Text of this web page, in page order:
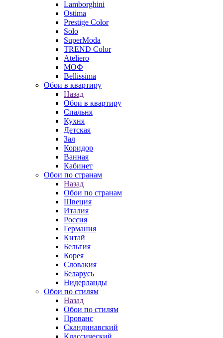
Lamborghini
Ostima
Prestige Color
Solo
SuperModa
TREND Color
Ateliero
МОФ
Bellissima
Обои в квартиру
Назад
Обои в квартиру
Спальня
Кухня
Детская
Зал
Коридор
Ванная
Кабинет
Обои по странам
Назад
Обои по странам
Швеция
Италия
Россия
Германия
Китай
Бельгия
Корея
Словакия
Беларусь
Нидерланды
Обои по стилям
Назад
Обои по стилям
Прованс
Скандинавский